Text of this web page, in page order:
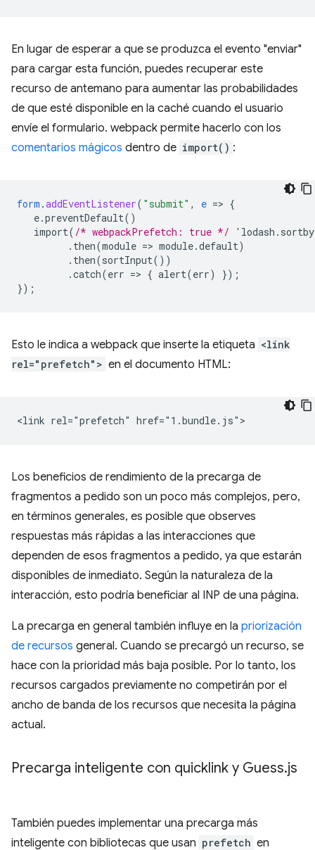
En lugar de esperar a que se produzca el evento "enviar"
para cargar esta función, puedes recuperar este
recurso de antemano para aumentar las probabilidades
de que esté disponible en la caché cuando el usuario
envíe el formulario. webpack permite hacerlo con los
comentarios mágicos dentro de import() :
form .addEventListener( "submit" , e => {
e.preventDefault()
import( /* webpackPrefetch: true */
.then(module => module.default)
.then(sortInput())
.catch(err => { alert(err) });
});
Esto le indica a webpack que inserte la etiqueta <link
rel="prefetch"> en el documento HTML:
Los beneficios de rendimiento de la precarga de
fragmentos a pedido son un poco más complejos, pero,
en términos generales, es posible que observes
respuestas más rápidas a las interacciones que
dependen de esos fragmentos a pedido, ya que estarán
disponibles de inmediato. Según la naturaleza de la
interacción, esto podría beneficiar al INP de una página.
La precarga en general también influye en la priorización
de recursos general. Cuando se precargó un recurso, se
hace con la prioridad más baja posible. Por lo tanto, los
recursos cargados previamente no competirán por el
ancho de banda de los recursos que necesita la página
actual.
Precarga inteligente con quicklink y Guess.js
También puedes implementar una precarga más
inteligente con bibliotecas que usan prefetch en